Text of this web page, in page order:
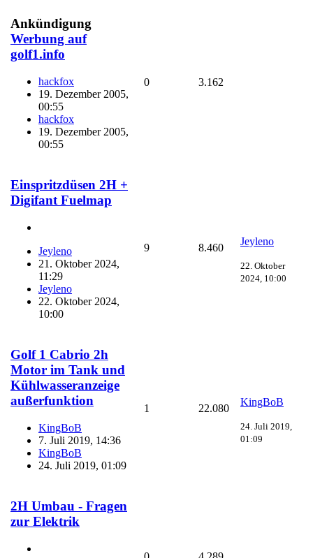
Ankündigung
Werbung auf
golf1.info
hackfox
19. Dezember 2005,
00:55
hackfox
19. Dezember 2005,
00:55
0 3.162
Einspritzdüsen 2H +
Digifant Fuelmap
Jeyleno
21. Oktober 2024,
11:29
Jeyleno
22. Oktober 2024,
10:00
9 8.460
Jeyleno
22. Oktober
2024, 10:00
Golf 1 Cabrio 2h
Motor im Tank und
Kühlwasseranzeige
außerfunktion
KingBoB
7. Juli 2019, 14:36
KingBoB
24. Juli 2019, 01:09
1 22.080
KingBoB
24. Juli 2019,
01:09
2H Umbau - Fragen
zur Elektrik